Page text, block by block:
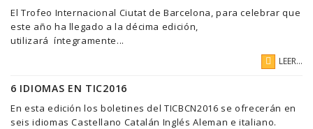
El Trofeo Internacional Ciutat de Barcelona, para celebrar que
este año ha llegado a la décima edición,
utilizará íntegramente...
LEER...
6 IDIOMAS EN TIC2016
En esta edición los boletines del TICBCN2016 se ofrecerán en
seis idiomas Castellano Catalán Inglés Aleman e italiano.